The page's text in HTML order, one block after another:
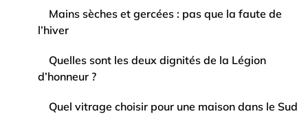
Mains sèches et gercées : pas que la faute de
l’hiver
Quelles sont les deux dignités de la Légion
d’honneur ?
Quel vitrage choisir pour une maison dans le Sud